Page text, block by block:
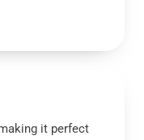
it perfect